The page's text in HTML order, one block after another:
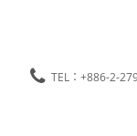
TEL：+886-2-